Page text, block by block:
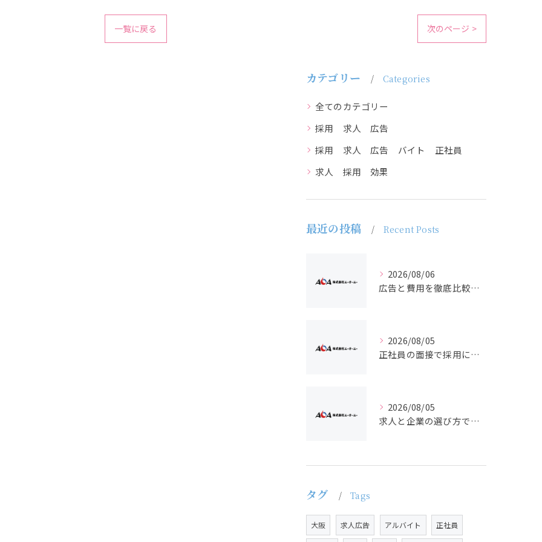
一覧に戻る 次のページ >
カテゴリー Categories
全てのカテゴリー
採用 求人 広告
採用 求人 広告 バイト 正社員
求人 採用 効果
最近の投稿 Recent Posts
2026/08/06
広告と費用を徹底比較し求人や採用でバイトと正社員の効果的集客を実現する方法
2026/08/05
正社員の面接で採用に近づく求人広告とバイト経験の活かし方を徹底解説
2026/08/05
求人と企業の選び方で後悔しない採用やバイト正社員の見極めポイント
タグ Tags
大阪 求人広告 アルバイト 正社員